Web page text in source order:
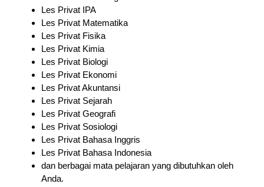
Les Privat IPA
Les Privat Matematika
Les Privat Fisika
Les Privat Kimia
Les Privat Biologi
Les Privat Ekonomi
Les Privat Akuntansi
Les Privat Sejarah
Les Privat Geografi
Les Privat Sosiologi
Les Privat Bahasa Inggris
Les Privat Bahasa Indonesia
dan berbagai mata pelajaran yang dibutuhkan oleh
Anda.